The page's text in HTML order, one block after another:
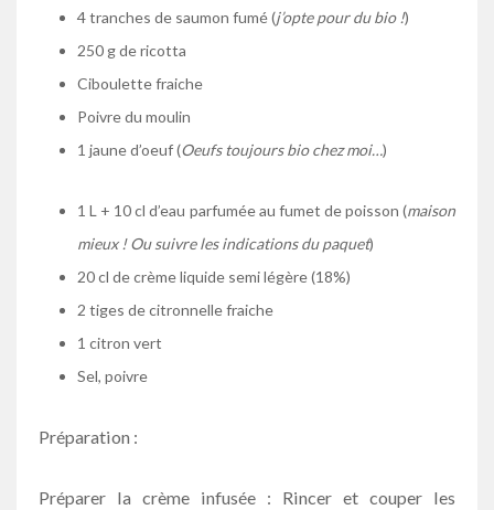
4 tranches de saumon fumé (j’opte pour du bio !)
250 g de ricotta
Ciboulette fraiche
Poivre du moulin
1 jaune d’oeuf (Oeufs toujours bio chez moi…)
1 L + 10 cl d’eau parfumée au fumet de poisson (maison
mieux ! Ou suivre les indications du paquet)
20 cl de crème liquide semi légère (18%)
2 tiges de citronnelle fraiche
1 citron vert
Sel, poivre
Préparation :
Préparer la crème infusée : Rincer et couper les